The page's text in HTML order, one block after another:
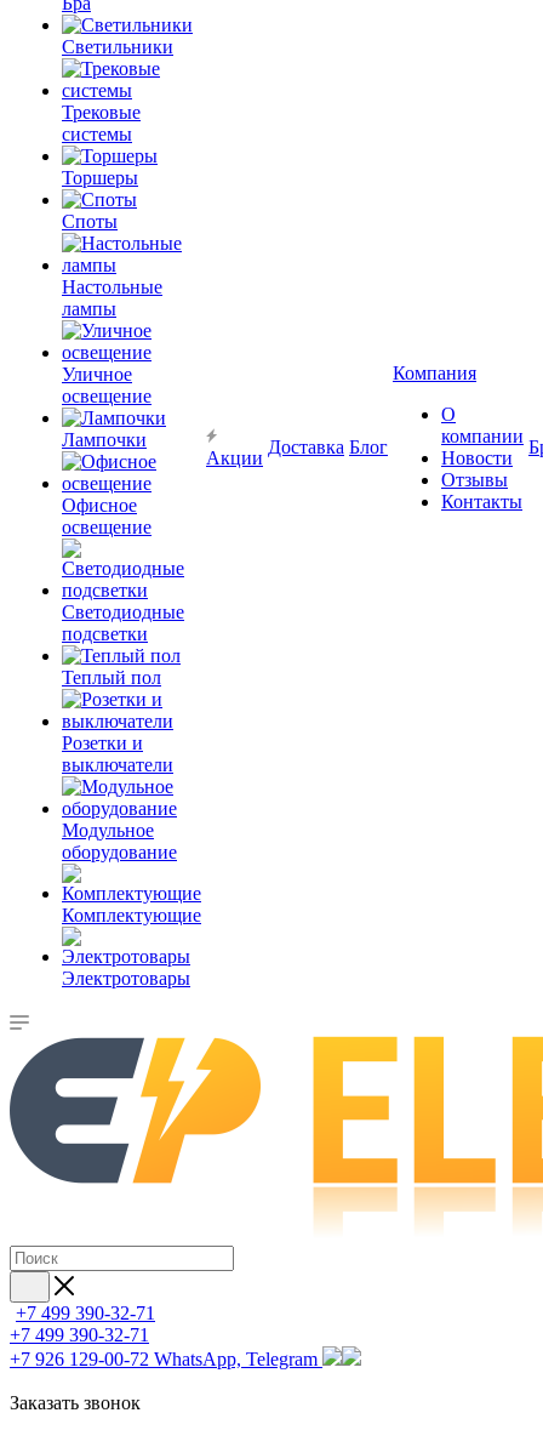
Светильники
Трековые
системы
Торшеры
Споты
Настольные
лампы
Уличное
освещение
Лампочки
Офисное
освещение
Светодиодные
подсветки
Теплый пол
Розетки и
выключатели
Модульное
оборудование
Комплектующие
Электротовары
Акции
Доставка Блог
Компания
О
компании
Новости
Отзывы
Контакты
+7 499 390-32-71
+7 499 390-32-71
+7 926 129-00-72 WhatsApp, Telegram
Заказать звонок